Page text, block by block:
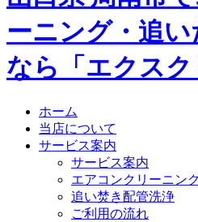
ーニング・追
なら「エクスク
ホーム
当店について
サービス案内
サービス案内
エアコンクリーニン
追い焚き配管洗浄
ご利用の流れ